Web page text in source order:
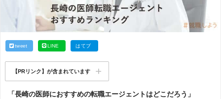
tweet LINE はてブ
【PRリンク】が含まれています
「長崎の医師におすすめの転職エージェントはどこだろう」